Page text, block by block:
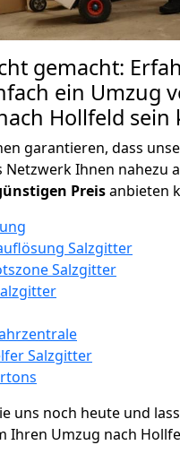
gemacht:
ein Umzug
Hollfeld sein
garantieren, dass
Ihnen nahezu
Preisanbieten
Salzgitter
Salzgitter
Salzgitter
uns noch heute und
Ihren Umzug nach